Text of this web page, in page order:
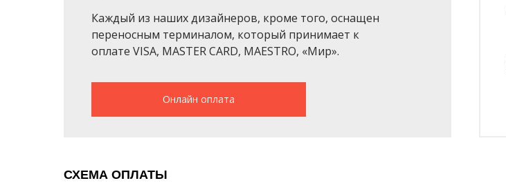
Каждый из наших дизайнеров, кроме того, оснащен
переносным терминалом, который принимает к
оплате VISA, MASTER CARD, MAESTRO, «Мир».
СХЕМА ОПЛАТЫ
Онлайн оплата